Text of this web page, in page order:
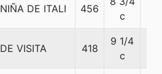
NIÑA DE ITALI 456
c
DE VISITA 418
9 1/4
c